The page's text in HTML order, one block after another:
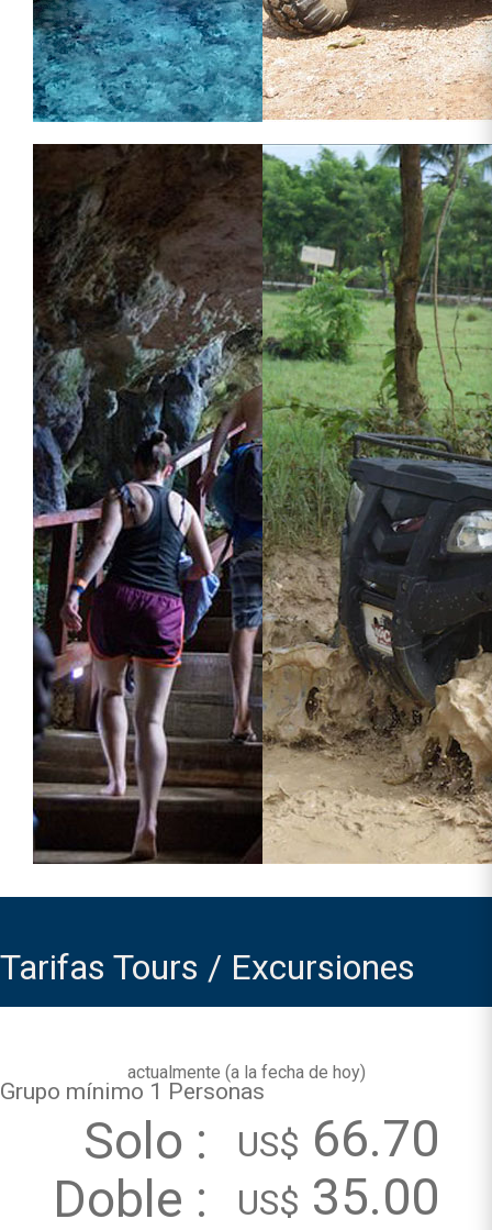
Tarifas Tours / Excursiones
actualmente (a la fecha de hoy)
Grupo mínimo 1 Personas
Solo : US$ 66.70
Doble :
US$ 35.00